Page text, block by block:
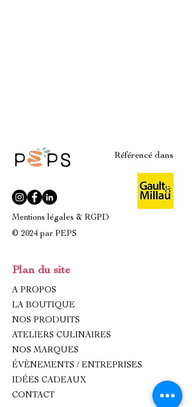
Référencé dans
Mentions légales & RGPD
© 2024 par PEPS
Plan du site
A PROPOS
LA BOUTIQUE
NOS PRODUITS
ATELIERS CULINAIRES
NOS MARQUES
ÉVÈNEMENTS / ENTREPRISES
IDÉES CADEAUX
CONTACT